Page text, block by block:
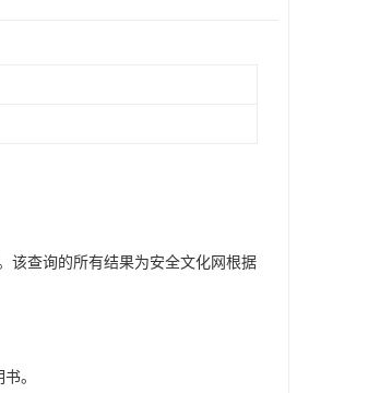
该查询的所有结果为安全文化网根据
。